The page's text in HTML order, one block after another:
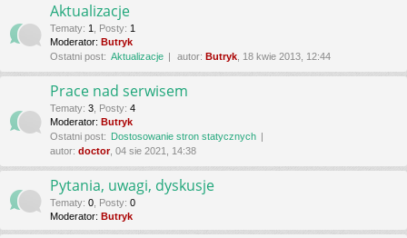
Aktualizacje
Tematy: 1 Posty: 1
Moderator: Butryk
Ostatni post: Aktualizacje autor: Butryk , 18 kwie 2013, 12:44
Prace nad serwisem
Tematy: 3 Posty: 4
Moderator: Butryk
Ostatni post: Dostosowanie stron statycznych
autor: doctor, 04 sie 2021, 14:38
Pytania, uwagi, dyskusje
Tematy: 0 Posty: 0
Moderator: Butryk